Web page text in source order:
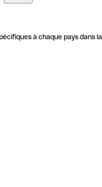
à chaque pays dans la